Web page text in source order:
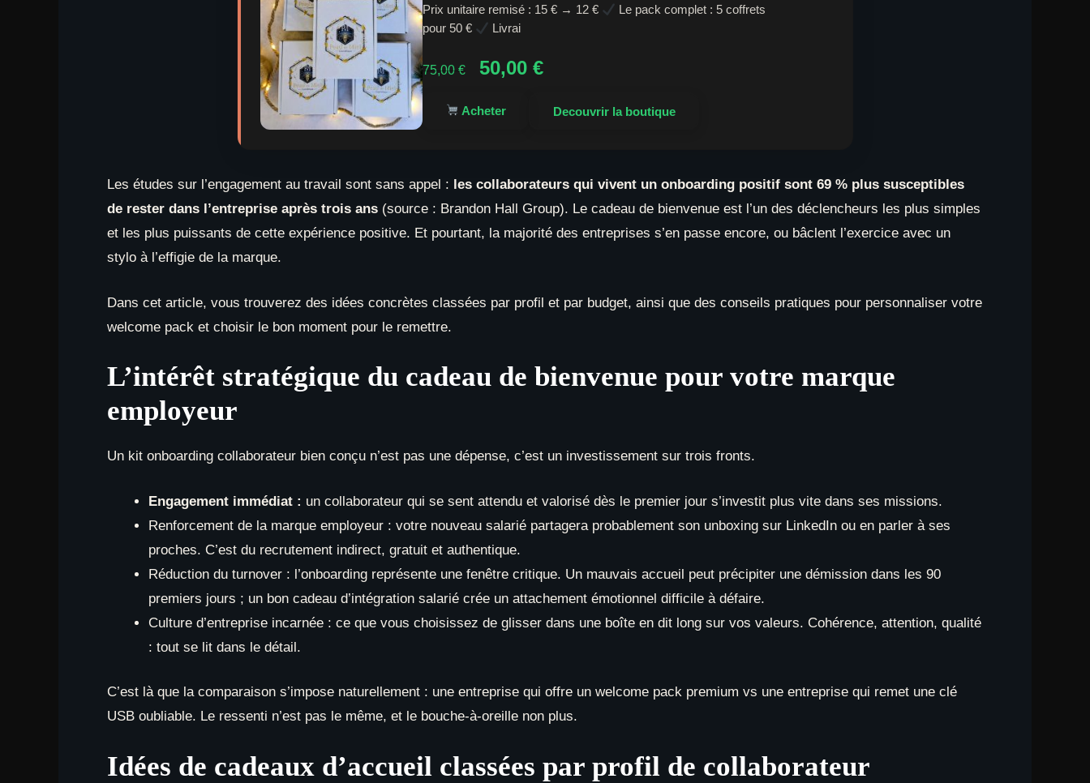
Prix unitaire remisé : 15 € → 12 €
Le pack complet : 5 coffrets
pour 50 €
Livrai
75,00 €
Le
initial
50,00 €Le
actuel
Acheter Decouvrir la boutique
Les études sur l’engagement au travail sont sans appel : les collaborateurs qui vivent un onboarding positif sont 69 % plus susceptibles
de rester dans l’entreprise après trois ans (source : Brandon Hall Group). Le cadeau de bienvenue est l’un des déclencheurs les plus simples
et les plus puissants de cette expérience positive. Et pourtant, la majorité des entreprises s’en passe encore, ou bâclent l’exercice avec un
stylo à l’effigie de la marque.
Dans cet article, vous trouverez des idées concrètes classées par profil et par budget, ainsi que des conseils pratiques pour personnaliser votre
welcome pack et choisir le bon moment pour le remettre.
L’intérêt stratégique du cadeau de bienvenue pour votre marque
employeur
Un kit onboarding collaborateur bien conçu n’est pas une dépense, c’est un investissement sur trois fronts.
Engagement immédiat : un collaborateur qui se sent attendu et valorisé dès le premier jour s’investit plus vite dans ses missions.
Renforcement de la marque employeur : votre nouveau salarié partagera probablement son unboxing sur LinkedIn ou en parler à ses
proches. C’est du recrutement indirect, gratuit et authentique.
Réduction du turnover : l’onboarding représente une fenêtre critique. Un mauvais accueil peut précipiter une démission dans les 90
premiers jours ; un bon cadeau d’intégration salarié crée un attachement émotionnel difficile à défaire.
Culture d’entreprise incarnée : ce que vous choisissez de glisser dans une boîte en dit long sur vos valeurs. Cohérence, attention, qualité
: tout se lit dans le détail.
C’est là que la comparaison s’impose naturellement : une entreprise qui offre un welcome pack premium vs une entreprise qui remet une clé
USB oubliable. Le ressenti n’est pas le même, et le bouche-à-oreille non plus.
Idées de cadeaux d’accueil classées par profil de collaborateur